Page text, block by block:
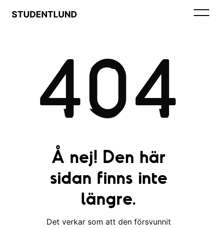
STUDENTLUND
404
Å nej! Den här
sidan finns inte
längre.
Det verkar som att den försvunnit